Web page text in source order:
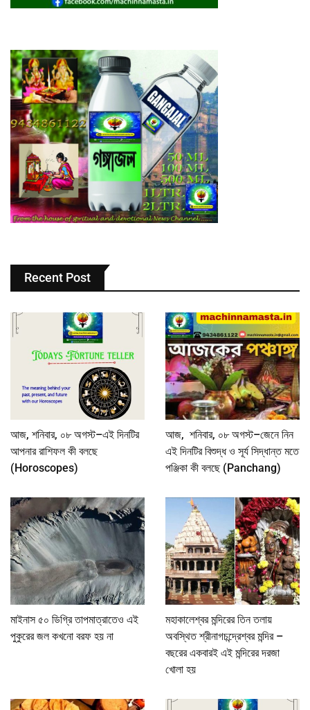
Recent Post
আজ, শনিবার, ০৮ অগস্ট–এই দিনটির
আপনার রাশিফল কী বলছে
(Horoscopes)
আজ, শনিবার, ০৮ অগস্ট–জেনে নিন
এই দিনটির বিশুদ্ধ ও সূর্য সিদ্ধান্ত মতে
পঞ্জিকা কী বলছে (Panchang)
মাইনাস ৫০ ডিগ্রি তাপমাত্রাতেও এই
পুকুরের জল কখনো বরফ হয় না
মহাকালেশ্বর মন্দিরের তিন তলায়
অবস্থিত শ্রীনাগচন্দ্রেশ্বর মন্দির –
বছরের একবারই এই মন্দিরের দরজা
খোলা হয়